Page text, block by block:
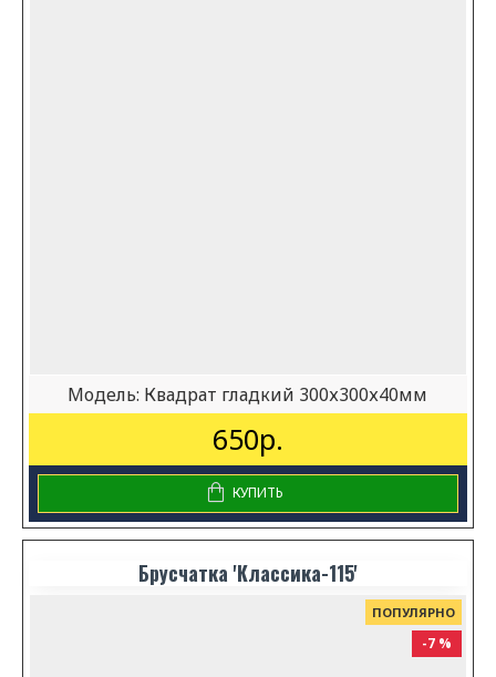
Модель: Квадрат гладкий 300х300х40мм
650р.
КУПИТЬ
Брусчатка 'Классика-115'
ПОПУЛЯРНО
-7 %